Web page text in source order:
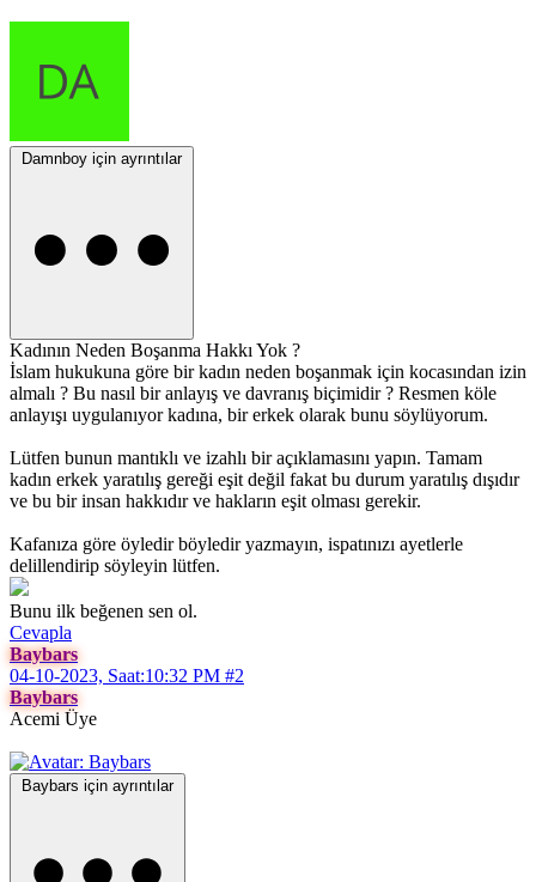
Damnboy için ayrıntılar
Kadının Neden Boşanma Hakkı Yok ?
İslam hukukuna göre bir kadın neden boşanmak için kocasından izin
almalı ? Bu nasıl bir anlayış ve davranış biçimidir ? Resmen köle
anlayışı uygulanıyor kadına, bir erkek olarak bunu söylüyorum.
Lütfen bunun mantıklı ve izahlı bir açıklamasını yapın. Tamam
kadın erkek yaratılış gereği eşit değil fakat bu durum yaratılış dışıdır
ve bu bir insan hakkıdır ve hakların eşit olması gerekir.
Kafanıza göre öyledir böyledir yazmayın, ispatınızı ayetlerle
delillendirip söyleyin lütfen.
Bunu ilk beğenen sen ol.
Cevapla
Baybars
04-10-2023, Saat:10:32 PM #2
Baybars
Acemi Üye
Baybars için ayrıntılar